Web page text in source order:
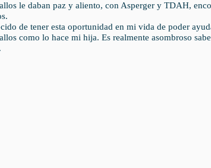
le daban paz y aliento, con Asperger y TDAH,
de tener esta oportunidad en mi vida de poder
como lo hace mi hija. Es realmente asombroso